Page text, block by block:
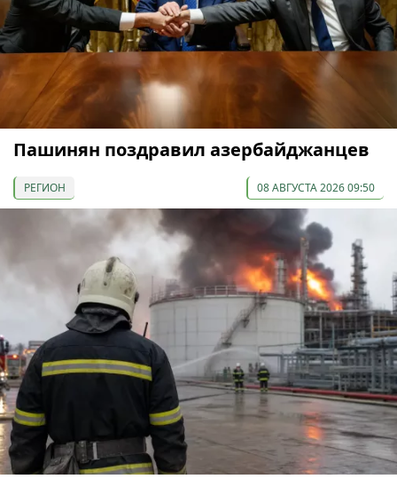
Пашинян поздравил азербайджанцев
РЕГИОН 08 АВГУСТА 2026 09:50